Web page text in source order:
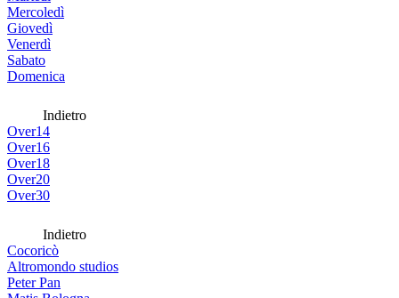
Mercoledì
Giovedì
Venerdì
Sabato
Domenica
Indietro
Over14
Over16
Over18
Over20
Over30
Indietro
Cocoricò
Altromondo studios
Peter Pan